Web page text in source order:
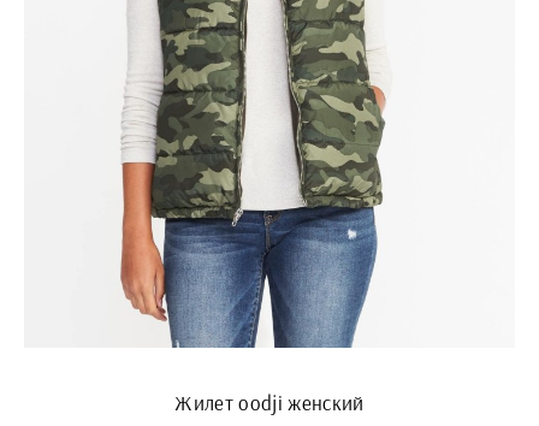
Жилет oodji женский